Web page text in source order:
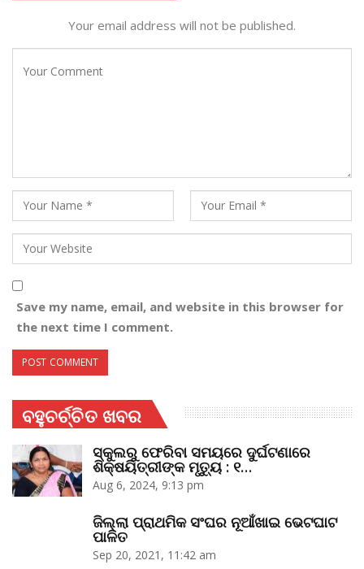
Your email address will not be published.
Save my name, email, and website in this browser for
the next time I comment.
ବହୁଚର୍ଚ୍ଚିତ ଖବର
ସ୍କୁଲରୁ ଫେରିବା ସମୟରେ ଦୁର୍ଘଟଣାରେ
ଶିକ୍ଷୟିତ୍ରୀଙ୍କ ମୃତ୍ୟୁ : ୧…
Aug 6, 2024, 9:13 pm
ଜିଲ୍ଲା ପ୍ରାଥମିକ ସଂଘର ନୂଆଁଖାଇ ଭେଟଘାଟ
ପାଳିତ
Sep 20, 2021, 11:42 am